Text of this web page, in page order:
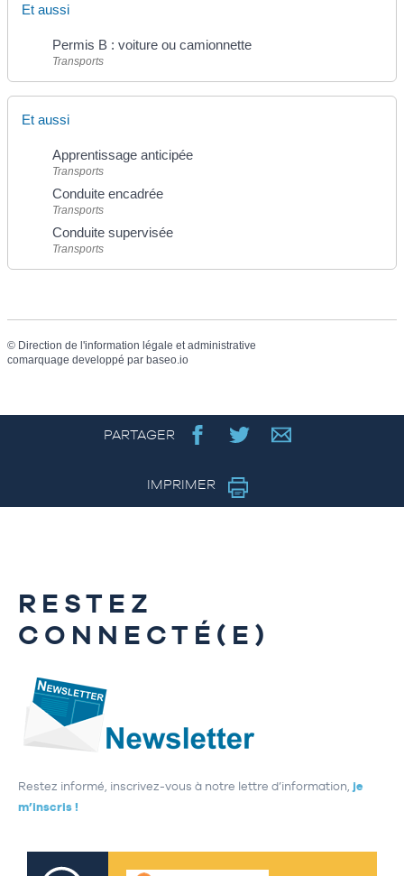
Et aussi
Permis B : voiture ou camionnette
Transports
Et aussi
Apprentissage anticipée
Transports
Conduite encadrée
Transports
Conduite supervisée
Transports
© Direction de l'information légale et administrative
comarquage developpé par baseo.io
PARTAGER
IMPRIMER
RESTEZ
CONNECTÉ(E)
Restez informé, inscrivez-vous à notre lettre d’information, je
m’inscris !